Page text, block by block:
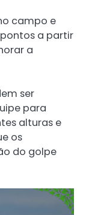
campo e
a partir
a
ser
para
alturas e
os
do golpe